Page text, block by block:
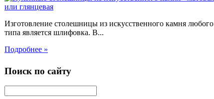
Изготовление столешницы из искусственного камня любого
типа является шлифовка. В...
Подробнее »
Поиск по сайту